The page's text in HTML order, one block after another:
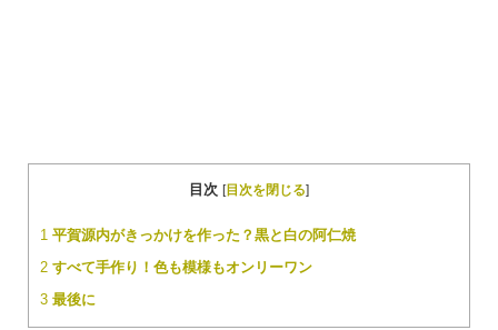
目次 [目次を閉じる]
1平賀源内がきっかけを作った？黒と白の阿仁焼
2すべて手作り！色も模様もオンリーワン
3最後に